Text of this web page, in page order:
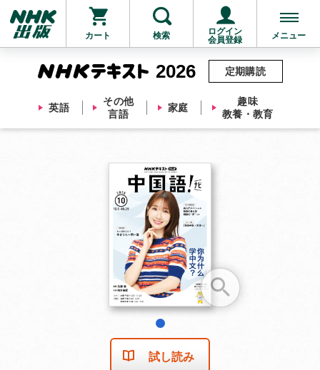
カート 検索
ログイン
会員登録
メニュー
2026
英語
その他
言語
家庭
趣味
教養・教育
定期購読
他にも商品を買う
試し読み